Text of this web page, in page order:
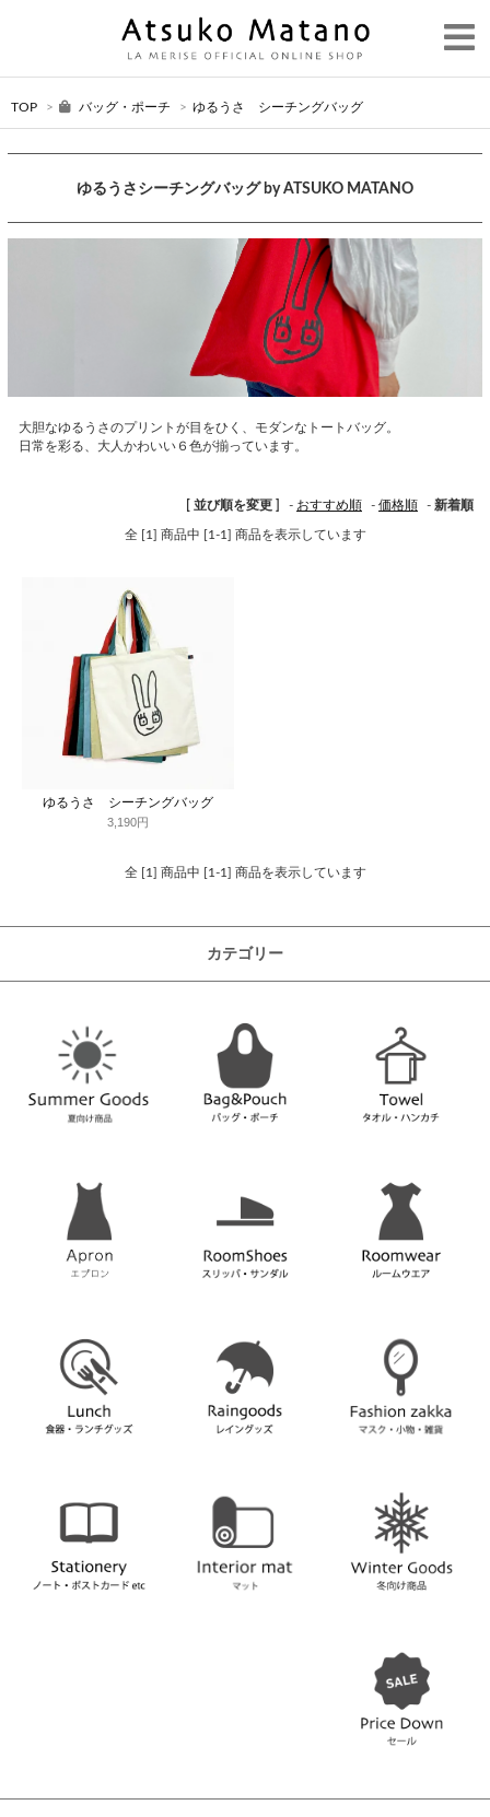
TOP > バッグ・ポーチ > ゆるうさ シーチングバッグ
ゆるうさシーチングバッグ by ATSUKO MATANO
大胆なゆるうさのプリントが目をひく、モダンなトートバッグ。
日常を彩る、大人かわいい６色が揃っています。
[ 並び順を変更 ] - おすすめ順 - 価格順 - 新着順
全 [1] 商品中 [1-1] 商品を表示しています
ゆるうさ シーチングバッグ
3,190円
全 [1] 商品中 [1-1] 商品を表示しています
カテゴリー